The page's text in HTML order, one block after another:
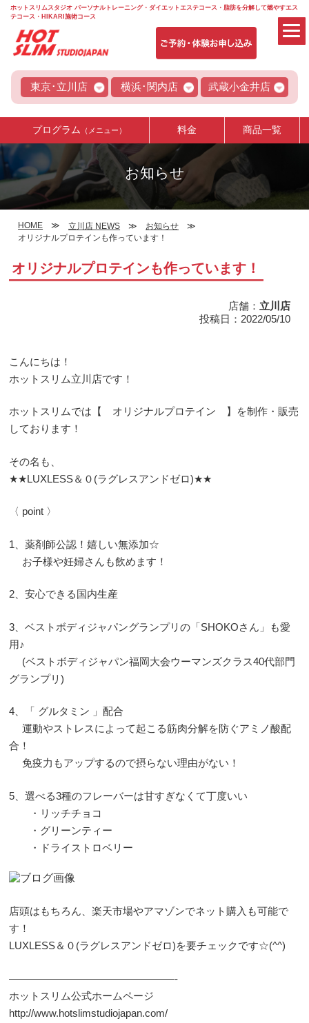
ホットスリムスタジオ パーソナルトレーニング・ダイエットエステコース・脂肪を分解して燃やすエス
テコース・HIKARI施術コース
東京･立川店 横浜･関内店 武蔵小金井店
プログラム （メニュー） 料金 商品一覧
お知らせ
HOME 立川店 NEWS
お知らせ
オリジナルプロテインも作っています！
オリジナルプロテインも作っています！
店舗： 立川店
投稿日：2022/05/10
こんにちは！
ホットスリム立川店です！
ホットスリムでは【 オリジナルプロテイン 】を制作・販売
しております！
その名も、
★★LUXLESS＆０(ラグレスアンドゼロ)★★
〈 point 〉
1、薬剤師公認！嬉しい無添加☆
お子様や妊婦さんも飲めます！
2、安心できる国内生産
3、ベストボディジャパングランプリの「SHOKOさん」も愛
用♪
(ベストボディジャパン福岡大会ウーマンズクラス40代部門
グランプリ)
4、「 グルタミン 」配合
運動やストレスによって起こる筋肉分解を防ぐアミノ酸配
合！
免疫力もアップするので摂らない理由がない！
5、選べる3種のフレーバーは甘すぎなくて丁度いい
・リッチチョコ
・グリーンティー
・ドライストロベリー
店頭はもちろん、楽天市場やアマゾンでネット購入も可能で
す！
LUXLESS＆０(ラグレスアンドゼロ)を要チェックです☆(^^)
————————————————-
ホットスリム公式ホームページ
http://www.hotslimstudiojapan.com/